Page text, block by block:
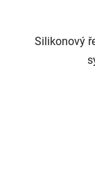
Silikonový